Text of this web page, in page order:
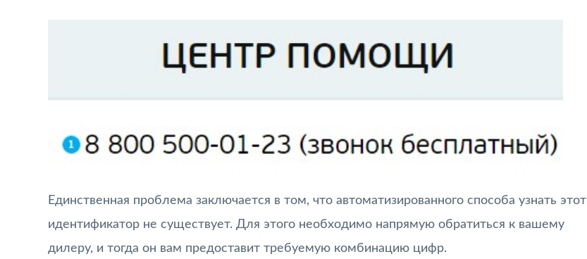
Единственная проблема заключается в том, что автоматизированного способа узнать этот
идентификатор не существует. Для этого необходимо напрямую обратиться к вашему
дилеру, и тогда он вам предоставит требуемую комбинацию цифр.